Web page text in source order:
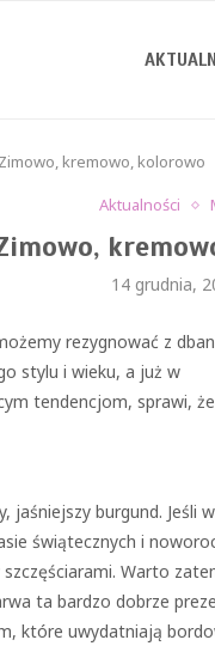
Zimowo, kremowo, kolorowo
Aktualności
14 grudnia,
rezygnować z
stylu i wieku, a już w
tendencjom, sprawi,
jaśniejszy burgund. Jeśli
świątecznych i
Warto
ta bardzo dobrze
które uwydatniają